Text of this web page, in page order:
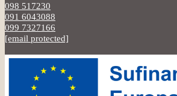
098 517230
091 6043088
099 7327166
[email protected]